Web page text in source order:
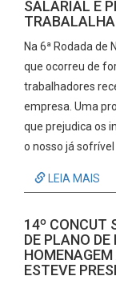
SALARIAL E
Na 6ª Rodada de
que ocorreu de
trabalhadores
empresa. Uma
que prejudica os
o nosso já sofrível
LEIA MAIS
14º CONCUT
DE PLANO
HOMENAGEM
ESTEVE